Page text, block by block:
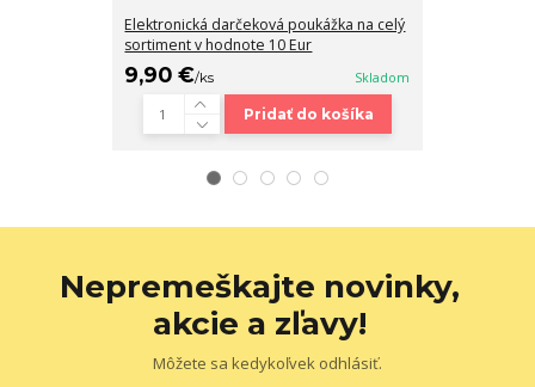
Elektronická darčeková poukážka na celý
sortiment v hodnote 10 Eur
9,90 €/ks Skladom
Pridať do košíka
Nepremeškajte novinky,
akcie a zľavy!
Môžete sa kedykoľvek odhlásiť.